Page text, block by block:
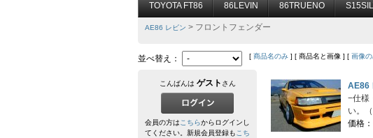
TOYOTA FT86 86LEVIN 86TRUENO
AE86 レビン > フロントフェンダー
並べ替え： [ 商品名のみ ] [ 商品名と画像 ] [ 画像
AE86
−仕様
い。
価格：
こんばんは ゲスト さん
会員の方はこちらからログインし
てください。新規会員登録もこち